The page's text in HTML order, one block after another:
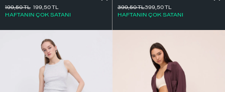
199,50TL
HAFTANIN ÇOK SATANI
199,50TL
399,50TL
HAFTANIN ÇOK SATANI
399,50TL